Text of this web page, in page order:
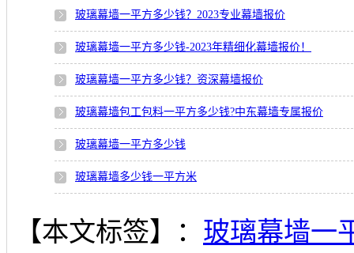
玻璃幕墙一平方多少钱？2023专业幕墙报价
玻璃幕墙一平方多少钱-2023年精细化幕墙报价！
玻璃幕墙一平方多少钱？资深幕墙报价
玻璃幕墙包工包料一平方多少钱?中东幕墙专属报价
玻璃幕墙一平方多少钱
玻璃幕墙多少钱一平方米
【本文标签】： 玻璃幕墙一